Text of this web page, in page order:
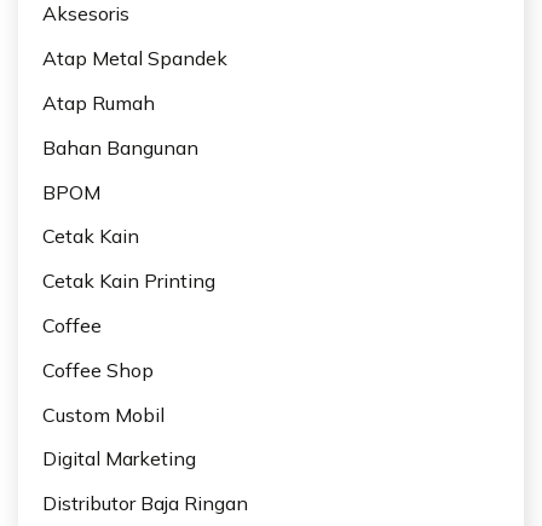
Aksesoris
Atap Metal Spandek
Atap Rumah
Bahan Bangunan
BPOM
Cetak Kain
Cetak Kain Printing
Coffee
Coffee Shop
Custom Mobil
Digital Marketing
Distributor Baja Ringan